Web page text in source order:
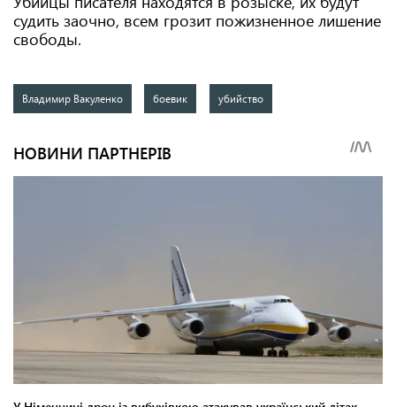
судить заочно, всем грозит пожизненное лишение
свободы.
Владимир Вакуленко боевик убийство